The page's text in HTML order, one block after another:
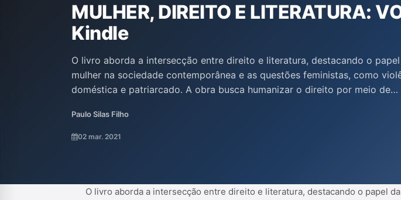
MULHER, DIREITO E LITERATURA:
Kindle
O livro aborda a intersecção entre direito e literatura, destacando o
mulher na sociedade contemporânea e as questões feministas, como
doméstica e patriarcado. A obra busca humanizar o direito por meio de
contribuições de diversos autores, o conteúdo apresenta pesquisas que
exploram o protagonismo feminino nestes dois campos do saber.
Paulo Silas Filho
02 mar. 2021
O livro aborda a intersecção entre direito e literatura, destacando o papel